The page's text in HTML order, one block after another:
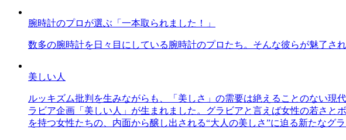
腕時計のプロが選ぶ「一本取られました！」
数多の腕時計を日々目にしている腕時計のプロたち。そんな彼らが魅了さ
美しい人
ルッキズム批判を生みながらも、「美しさ」の需要は絶えることのない
ラビア企画「美しい人」が生まれました。グラビアと言えば女性の若さと
を持つ女性たちの、内面から醸し出される“大人の美しさ”に迫る新たなグ